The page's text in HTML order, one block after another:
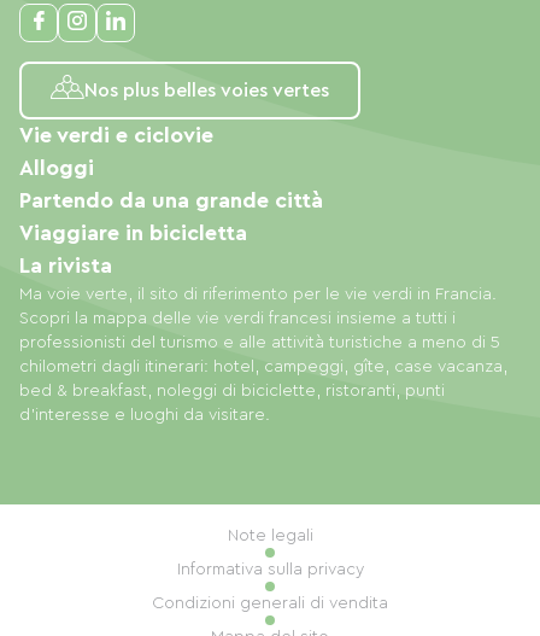
Nos plus belles voies vertes
Ma voie verte, il sito di riferimento per le vie verdi in Francia.
Scopri la mappa delle vie verdi francesi insieme a tutti i
professionisti del turismo e alle attività turistiche a meno di 5
chilometri dagli itinerari: hotel, campeggi, gîte, case vacanza,
bed & breakfast, noleggi di biciclette, ristoranti, punti
d'interesse e luoghi da visitare.
Vie verdi e ciclovie
Alloggi
Partendo da una grande città
Viaggiare in bicicletta
La rivista
Note legali
Informativa sulla privacy
Condizioni generali di vendita